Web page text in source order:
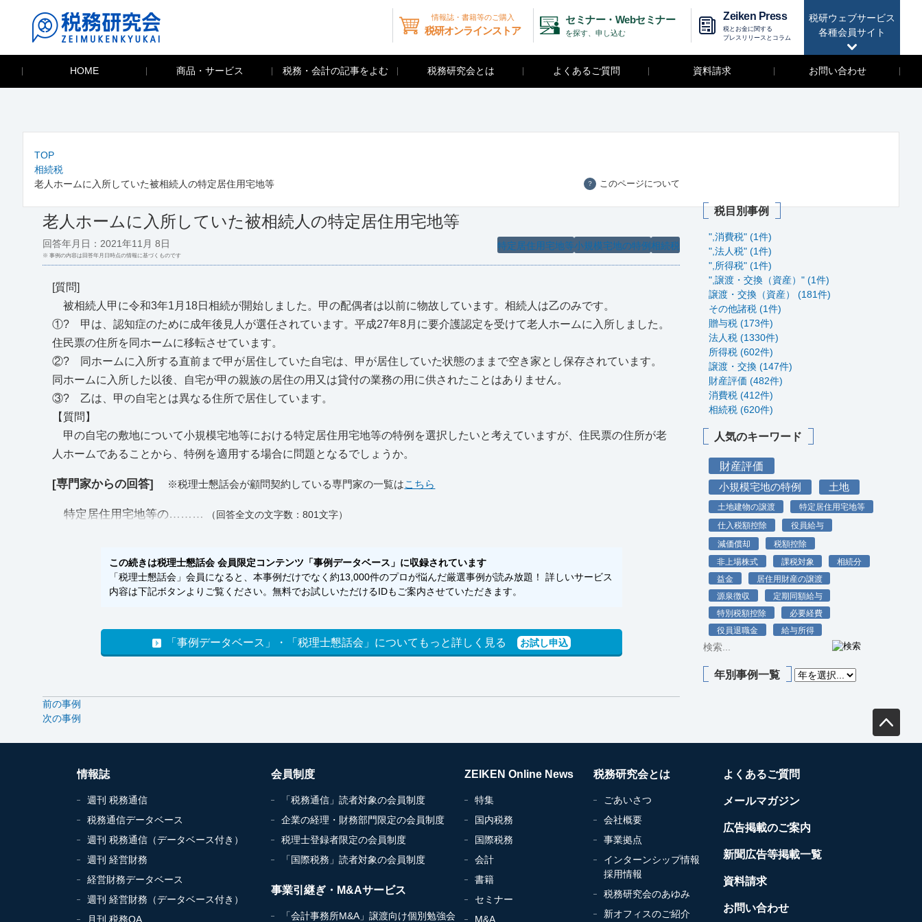
税研ウェブサービス
各種会員サイト
情報誌・書籍等のご購入
税研オンラインストア
セミナー・Webセミナー
を探す、申し込む
Zeiken Press
税とお金に関する
プレスリリースとコラム
HOME 商品・サービス 税務・会計の記事をよむ 税務研究会とは よくあるご質問 資料請求 お問い合わせ
TOP
相続税
老人ホームに入所していた被相続人の特定居住用宅地等
？ このページについて
老人ホームに入所していた被相続人の特定居住用宅地等
相続税
小規模宅地の特例
特定居住用宅地等
回答年月日：2021年11月 8日
※ 事例の内容は回答年月日時点の情報に基づくものです
[質問]
被相続人甲に令和3年1月18日相続が開始しました。甲の配偶者は以前に物故しています。相続人は乙のみです。
①? 甲は、認知症のために成年後見人が選任されています。平成27年8月に要介護認定を受けて老人ホームに入所しました。
住民票の住所を同ホームに移転させています。
②? 同ホームに入所する直前まで甲が居住していた自宅は、甲が居住していた状態のままで空き家とし保存されています。
同ホームに入所した以後、自宅が甲の親族の居住の用又は貸付の業務の用に供されたことはありません。
③? 乙は、甲の自宅とは異なる住所で居住しています。
【質問】
甲の自宅の敷地について小規模宅地等における特定居住用宅地等の特例を選択したいと考えていますが、住民票の住所が老
人ホームであることから、特例を適用する場合に問題となるでしょうか。
[専門家からの回答] ※税理士懇話会が顧問契約している専門家の一覧はこちら
特定居住用宅地等の……… （回答全文の文字数：801文字）
この続きは税理士懇話会 会員限定コンテンツ「事例データベース」に収録されています
「税理士懇話会」会員になると、本事例だけでなく約13,000件のプロが悩んだ厳選事例が読み放題！ 詳しいサービス
内容は下記ボタンよりご覧ください。無料でお試しいただけるIDもご案内させていただきます。
「事例データベース」・「税理士懇話会」についてもっと詳しく見る お試し申込
前の事例
次の事例
税目別事例
",消費税" (1件)
",法人税" (1件)
",所得税" (1件)
",譲渡・交換（資産）" (1件)
譲渡・交換（資産） (181件)
その他諸税 (1件)
贈与税 (173件)
法人税 (1330件)
所得税 (602件)
譲渡・交換 (147件)
財産評価 (482件)
消費税 (412件)
相続税 (620件)
人気のキーワード
財産評価
小規模宅地の特例 土地
土地建物の譲渡
特定居住用宅地等
仕入税額控除
役員給与
減価償却
税額控除
非上場株式
課税対象
相続分
益金
居住用財産の譲渡
源泉徴収
定期同額給与
特別税額控除
必要経費
役員退職金
給与所得
年別事例一覧
情報誌
週刊 税務通信
税務通信データベース
週刊 税務通信（データベース付き）
週刊 経営財務
経営財務データベース
週刊 経営財務（データベース付き）
月刊 税務QA
会員制度
「税務通信」読者対象の会員制度
企業の経理・財務部門限定の会員制度
税理士登録者限定の会員制度
「国際税務」読者対象の会員制度
事業引継ぎ・M&Aサービス
「会計事務所M&A」譲渡向け個別勉強会
ZEIKEN Online News
特集
国内税務
国際税務
会計
書籍
セミナー
M&A
税務研究会とは
ごあいさつ
会社概要
事業拠点
インターンシップ情報
採用情報
税務研究会のあゆみ
新オフィスのご紹介
よくあるご質問
メールマガジン
広告掲載のご案内
新聞広告等掲載一覧
資料請求
お問い合わせ